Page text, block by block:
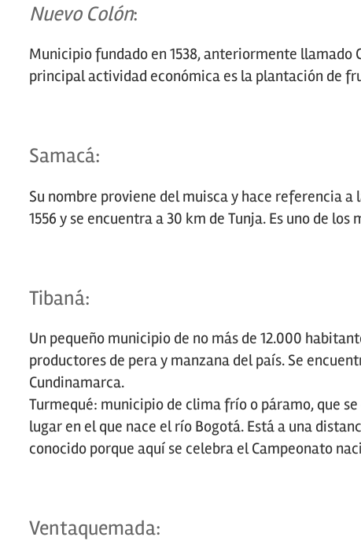
Nuevo Colón:
Municipio fundado en 1538, anteriormente llamado
principal actividad económica es la plantación de
Samacá:
Su nombre proviene del muisca y hace referencia
1556 y se encuentra a 30 km de Tunja. Es uno de
Tibaná:
Un pequeño municipio de no más de 12.000
productores de pera y manzana del país. Se
Cundinamarca.
Turmequé: municipio de clima frío o páramo, que
lugar en el que nace el río Bogotá. Está a una
conocido porque aquí se celebra el Campeonato
Ventaquemada: